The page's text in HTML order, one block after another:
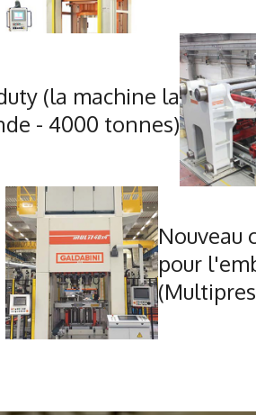
(la machine la
- 4000 tonnes)
Nouveau
pour